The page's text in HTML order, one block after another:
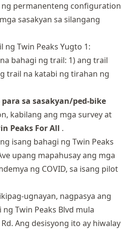
ng permanenteng configuration
sasakyan sa silangang
ng Twin Peaks Yugto 1:
bahagi ng trail: 1) ang trail
trail na katabi ng tirahan ng
para sa sasakyan/ped-bike
kabilang ang mga surveyat
Peaks For All .
isang bahagi ng Twin Peaks
upang mapahusay ang mga
ng COVID, sa isang pilot
ugnayan, nagpasya ang
Twin Peaks Blvd mula
Ang desisyong ito ay hiwalay